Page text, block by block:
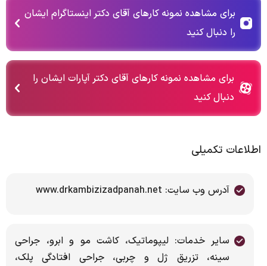
برای مشاهده نمونه کارهای آقای دکتر اینستاگرام ایشان
را دنبال کنید
برای مشاهده نمونه کارهای آقای دکتر آپارات ایشان را
دنبال کنید
اطلاعات تکمیلی
آدرس وب سایت: www.drkambizizadpanah.net
سایر خدمات: لیپوماتیک، کاشت مو و ابرو، جراحی
سینه، تزریق ژل و چربی، جراحی افتادگی پلک،